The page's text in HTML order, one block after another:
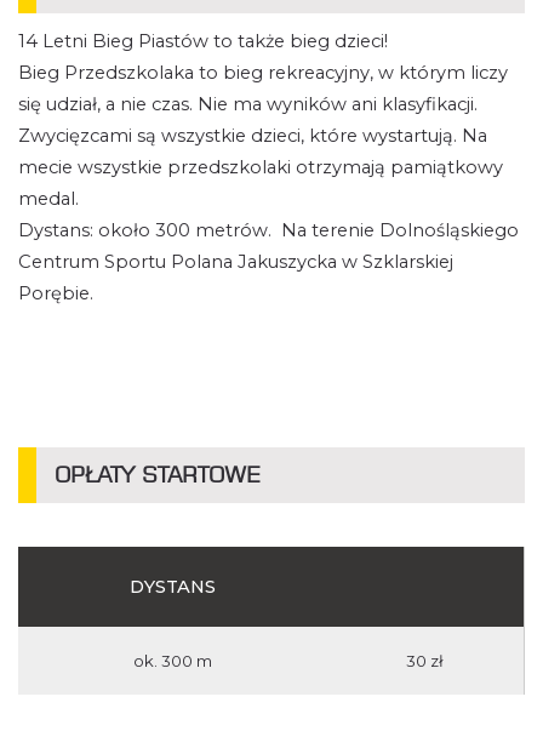
14 Letni Bieg Piastów to także bieg dzieci!
Bieg Przedszkolaka to bieg rekreacyjny, w którym liczy
się udział, a nie czas. Nie ma wyników ani klasyfikacji.
Zwycięzcami są wszystkie dzieci, które wystartują. Na
mecie wszystkie przedszkolaki otrzymają pamiątkowy
medal.
Dystans: około 300 metrów. Na terenie Dolnośląskiego
Centrum Sportu Polana Jakuszycka w Szklarskiej
Porębie.
OPŁATY STARTOWE
DYSTANS
ok. 300 m 30 zł